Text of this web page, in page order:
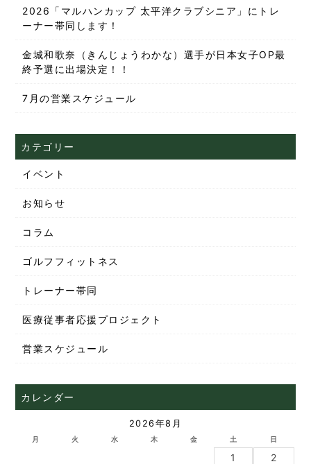
2026「マルハンカップ 太平洋クラブシニア」にトレ
ーナー帯同します！
金城和歌奈（きんじょうわかな）選手が日本女子OP最
終予選に出場決定！！
7月の営業スケジュール
カテゴリー
イベント
お知らせ
コラム
ゴルフフィットネス
トレーナー帯同
医療従事者応援プロジェクト
営業スケジュール
カレンダー
2026年8月
月 火 水 木 金 土 日
1
2